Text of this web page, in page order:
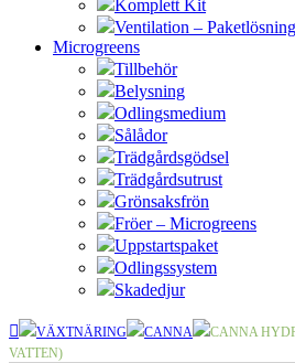
Komplett Kit
Ventilation –
Microgreens
Tillbehör
Belysning
Odlingsmedium
Sålådor
Trädgårdsgödsel
Trädgårdsutrust
Grönsaksfrön
Fröer – Microgreens
Uppstartspaket
Odlingssystem
Skadedjur
VÄXTNÄRING CANNA
CANNA
VATTEN)